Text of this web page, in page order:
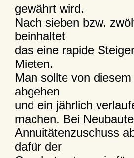
gewährt wird.
Nach sieben bzw.
beinhaltet
das eine rapide
Mieten.
Man sollte von
abgehen
und ein jährlich
machen. Bei
Annuitätenzuschuss
dafür der